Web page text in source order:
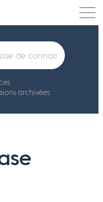
Tarification
archivées